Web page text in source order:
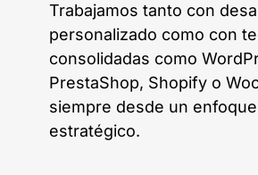
Trabajamos tanto con
personalizado como con
consolidadas como
PrestaShop, Shopify o
siempre desde un
estratégico.